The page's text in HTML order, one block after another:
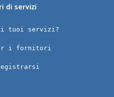
di servizi
tuoi servizi?
i fornitori